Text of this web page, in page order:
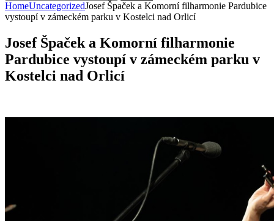
HomeUncategorizedJosef Špaček a Komorní filharmonie Pardubice
vystoupí v zámeckém parku v Kostelci nad Orlicí
Josef Špaček a Komorní filharmonie
Pardubice vystoupí v zámeckém parku v
Kostelci nad Orlicí